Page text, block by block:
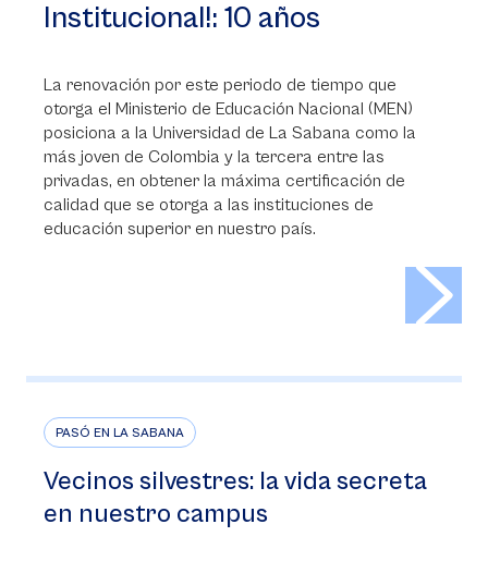
Institucional!: 10 años
La renovación por este periodo de tiempo que
otorga el Ministerio de Educación Nacional (MEN)
posiciona a la Universidad de La Sabana como la
más joven de Colombia y la tercera entre las
privadas, en obtener la máxima certificación de
calidad que se otorga a las instituciones de
educación superior en nuestro país.
PASÓ EN LA SABANA
Vecinos silvestres: la vida secreta
en nuestro campus